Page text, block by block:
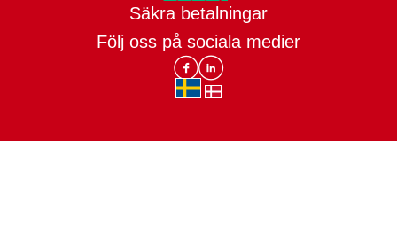
Trygg E-handel
Säkra betalningar
Följ oss på sociala medier